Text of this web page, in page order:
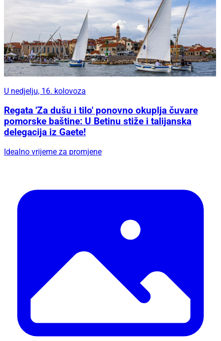
U nedjelju, 16. kolovoza
Regata 'Za dušu i tilo' ponovno okuplja čuvare
pomorske baštine: U Betinu stiže i talijanska
delegacija iz Gaete!
Idealno vrijeme za promjene